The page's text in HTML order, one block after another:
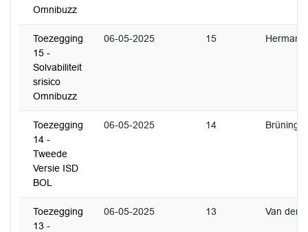
Omnibuzz
Toezegging
15 -
Solvabiliteit
srisico
Omnibuzz
06-05-2025 15 Hermans
Toezegging
14 -
Tweede
Versie ISD
BOL
06-05-2025 14 Brüning
Toezegging
13 -
06-05-2025 13 Van der